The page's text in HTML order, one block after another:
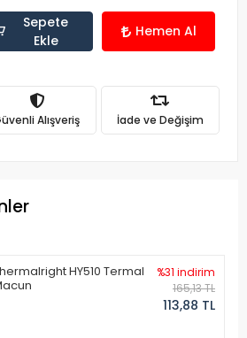
Sepete
Ekle
Hemen Al
Alışveriş İade ve Değişim
HY510 Termal
%31 indirim
165,13 TL
113,88 TL